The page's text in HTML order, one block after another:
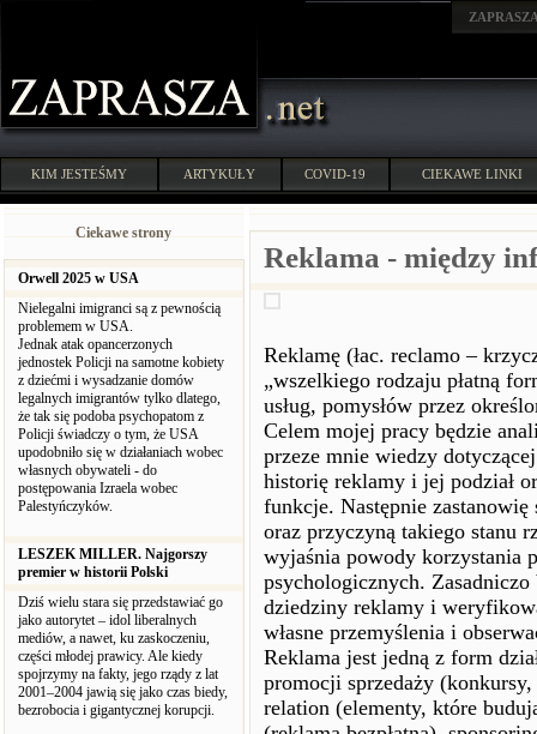
KIM JESTEŚMY ARTYKUŁY COVID-19 CIEKAWE LINKI
Ciekawe strony
Orwell 2025 w USA
Nielegalni imigranci są z pewnością
problemem w USA.
Jednak atak opancerzonych
jednostek Policji na samotne kobiety
z dziećmi i wysadzanie domów
legalnych imigrantów tylko dlatego,
że tak się podoba psychopatom z
Policji świadczy o tym, że USA
upodobniło się w działaniach wobec
własnych obywateli - do
postępowania Izraela wobec
Palestyńczyków.
LESZEK MILLER. Najgorszy
premier w historii Polski
Dziś wielu stara się przedstawiać go
jako autorytet – idol liberalnych
mediów, a nawet, ku zaskoczeniu,
części młodej prawicy. Ale kiedy
spojrzymy na fakty, jego rządy z lat
2001–2004 jawią się jako czas biedy,
bezrobocia i gigantycznej korupcji.
Reklama - między
Reklamę (łac. reclamo –
„wszelkiego rodzaju płatną
usług, pomysłów przez
Celem mojej pracy będzie
przeze mnie wiedzy
historię reklamy i jej podział
funkcje. Następnie
oraz przyczyną takiego stanu
wyjaśnia powody korzystania
psychologicznych. Zasadniczo
dziedziny reklamy i
własne przemyślenia i
Reklama jest jedną z form
promocji sprzedaży
relation (elementy, które